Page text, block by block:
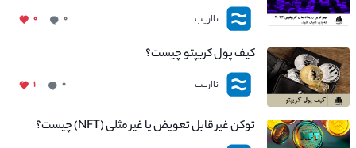
نااریب ۰ ۰
کیف پول کریپتو چیست؟
نااریب ۰ ۱
توکن غیر قابل تعویض یا غیر مثلی (NFT) چیست؟